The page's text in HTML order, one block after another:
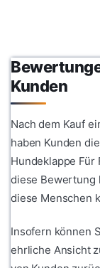
Kunden
Nach dem Kauf
haben Kunden
Hundeklappe
diese Bewertung
diese Menschen
Insofern können
ehrliche Ansicht